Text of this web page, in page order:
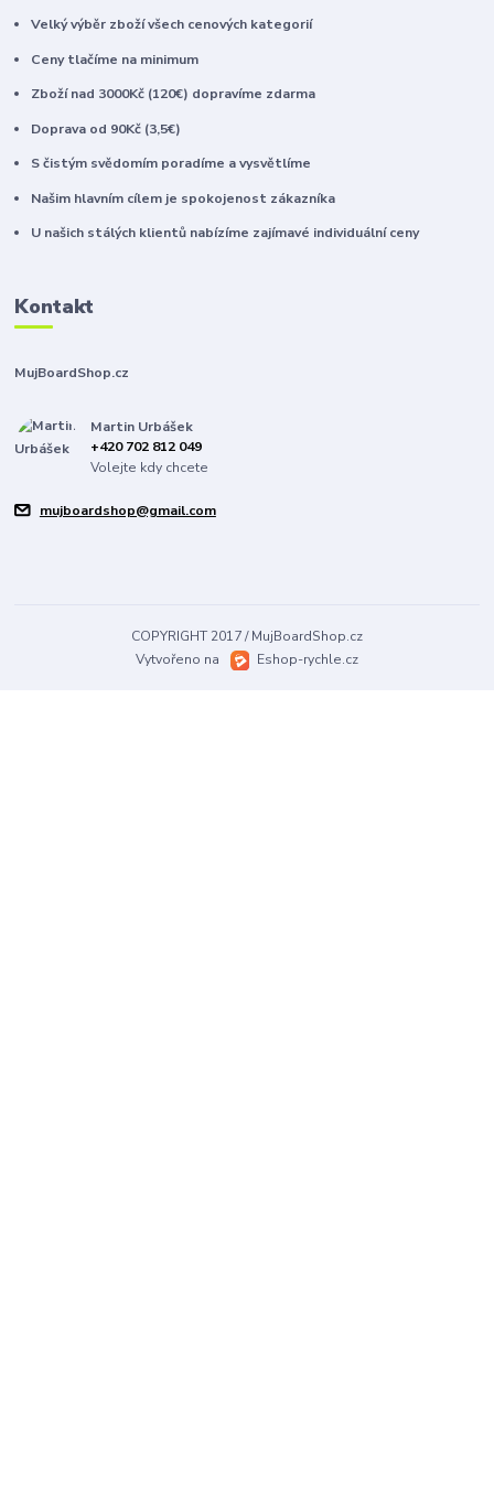
Velký výběr zboží všech cenových kategorií
Ceny tlačíme na minimum
Zboží nad 3000Kč (120€) dopravíme zdarma
Doprava od 90Kč (3,5€)
S čistým svědomím poradíme a vysvětlíme
Našim hlavním cílem je spokojenost zákazníka
U našich stálých klientů nabízíme zajímavé individuální ceny
Kontakt
MujBoardShop.cz
Martin Urbášek
+420 702 812 049
Volejte kdy chcete
mujboardshop@gmail.com
COPYRIGHT 2017 / MujBoardShop.cz
Vytvořeno na
Eshop-rychle.cz